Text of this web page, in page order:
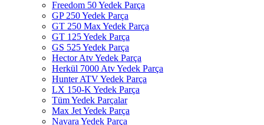
Freedom 50 Yedek Parça
GP 250 Yedek Parça
GT 250 Max Yedek Parça
GT 125 Yedek Parça
GS 525 Yedek Parça
Hector Atv Yedek Parça
Herkül 7000 Atv Yedek Parça
Hunter ATV Yedek Parça
LX 150-K Yedek Parça
Tüm Yedek Parçalar
Max Jet Yedek Parça
Navara Yedek Parça